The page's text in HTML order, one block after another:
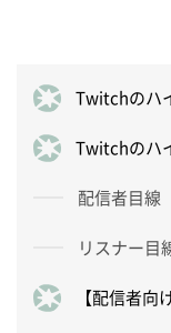
Twitchのハ
Twitchのハ
配信者目線
リスナー目
【配信者